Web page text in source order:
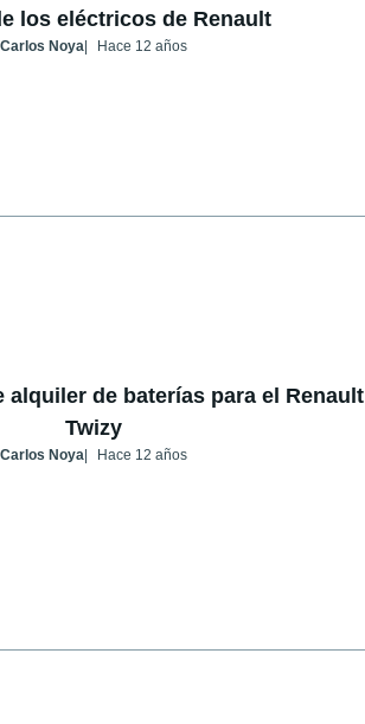
los eléctricos de Renault
Carlos Noya Hace 12 años
alquiler de baterías para el Renault
Twizy
Carlos Noya Hace 12 años